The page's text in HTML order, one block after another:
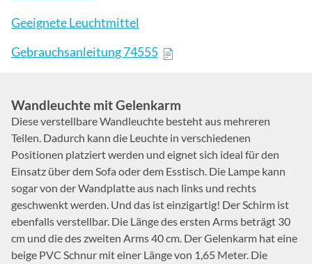
Geeignete Leuchtmittel
Gebrauchsanleitung 74555
Wandleuchte mit Gelenkarm
Diese verstellbare Wandleuchte besteht aus mehreren
Teilen. Dadurch kann die Leuchte in verschiedenen
Positionen platziert werden und eignet sich ideal für den
Einsatz über dem Sofa oder dem Esstisch. Die Lampe kann
sogar von der Wandplatte aus nach links und rechts
geschwenkt werden. Und das ist einzigartig! Der Schirm ist
ebenfalls verstellbar. Die Länge des ersten Arms beträgt 30
cm und die des zweiten Arms 40 cm. Der Gelenkarm hat eine
beige PVC Schnur mit einer Länge von 1,65 Meter. Die